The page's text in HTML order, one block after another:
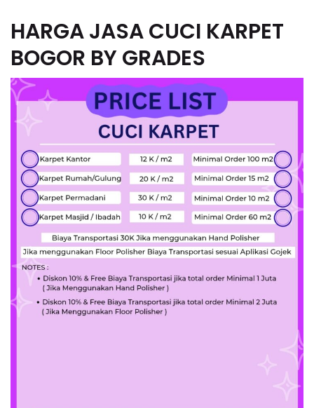
HARGA JASA CUCI KARPET
BOGOR BY GRADES